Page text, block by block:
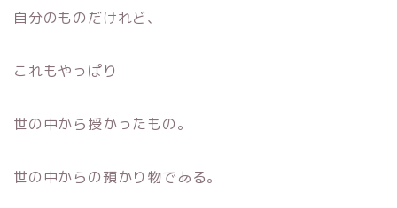
自分のものだけれど、
これもやっぱり
世の中から授かったもの。
世の中からの預かり物である。